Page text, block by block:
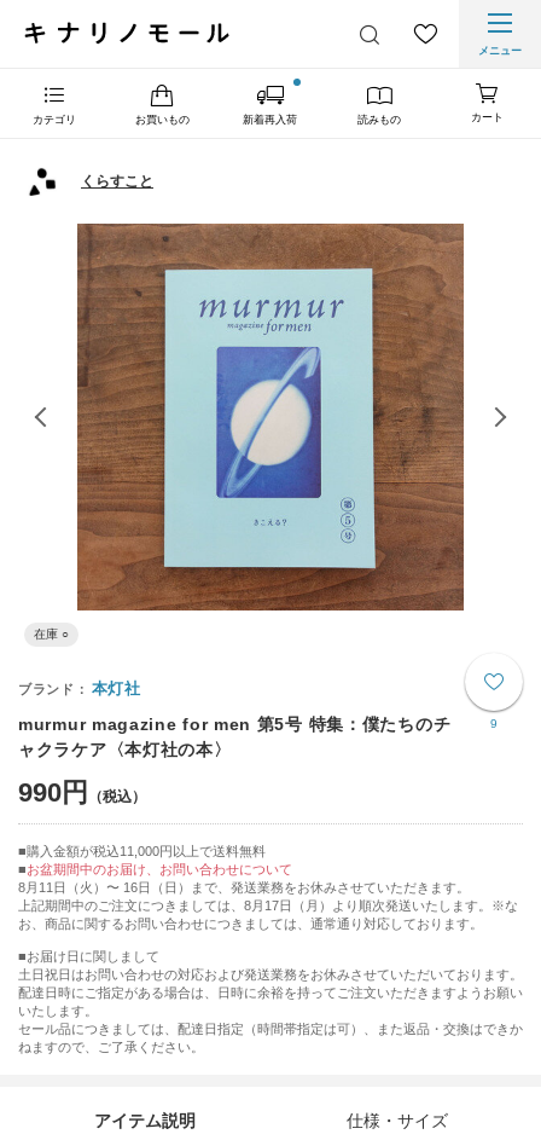
メニュー
カテゴリ お買いもの 新着再入荷 読みもの カート
くらすこと
在庫 ○
9
本灯社
murmur magazine for men 第5号 特集：僕たちのチ
ャクラケア〈本灯社の本〉
990円
購入金額が税込11,000円以上で送料無料
お盆期間中のお届け、お問い合わせについて
8月11日（火）〜 16日（日）まで、発送業務をお休みさせていただきます。
上記期間中のご注文につきましては、8月17日（月）より順次発送いたします。※な
お、商品に関するお問い合わせにつきましては、通常通り対応しております。
■お届け日に関しまして
土日祝日はお問い合わせの対応および発送業務をお休みさせていただいております。
配達日時にご指定がある場合は、日時に余裕を持ってご注文いただきますようお願い
いたします。
セール品につきましては、配達日指定（時間帯指定は可）、また返品・交換はできか
ねますので、ご了承ください。
アイテム説明 仕様・サイズ